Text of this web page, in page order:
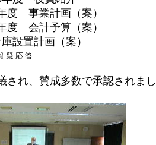
度 事業計画（案）
度 会計予算（案）
設置計画（案）
疑 応 答
され、賛成多数で承認され